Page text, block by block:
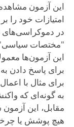
این آزمون
امتیازات خود
در دموکراسی‌های
"مختصات سیاسی"
این آزمون‌ها
برای پاسخ دادن
برای مثال با
به گونه‌ای که
مقابل، این
هیچ پوشش یا